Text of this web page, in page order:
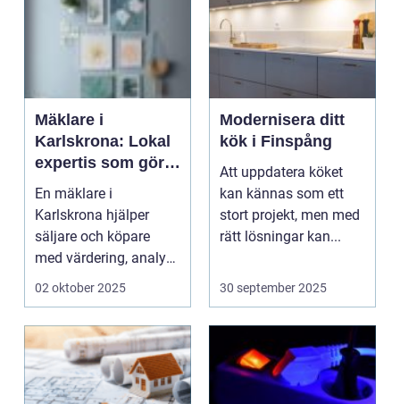
Mäklare i
Karlskrona: Lokal
expertis som gör
skillnad
En mäklare i
Karlskrona hjälper
säljare och köpare
med värdering, analys
av...
02 oktober 2025
Modernisera ditt
kök i Finspång
Att uppdatera köket
kan kännas som ett
stort projekt, men med
rätt lösningar kan...
30 september 2025